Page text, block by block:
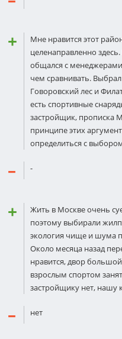
Мне нравится этот
целенаправленно
общался с
чем сравнивать.
Говоровский лес и
есть спортивные
застройщик, прописка
принципе этих
определиться с
-
Жить в Москве очень
поэтому выбирали
экология чище и шума
Около месяца назад
нравится, двор
взрослым спортом
застройщику нет, нашу
нет